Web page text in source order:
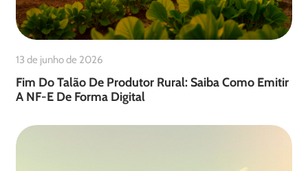
13 de junho de 2026
Fim Do Talão De Produtor Rural: Saiba Como Emitir
A NF-E De Forma Digital